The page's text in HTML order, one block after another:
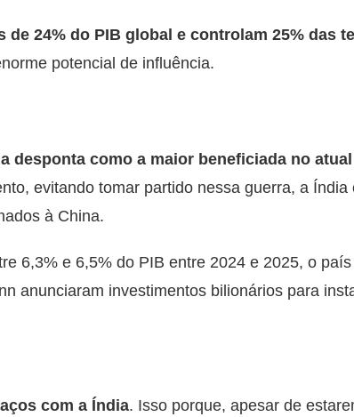
de 24% do PIB global e controlam 25% das
potencial de influência.
desponta como a maior beneficiada no
evitando tomar partido nessa guerra, a
à China.
6,3% e 6,5% do PIB entre 2024 e 2025, o
anunciaram investimentos bilionários para
com a Índia. Isso porque, apesar de